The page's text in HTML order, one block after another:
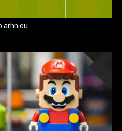
arhn.eu